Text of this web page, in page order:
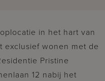
exclusief wonen met de
Pristine
12 nabij het